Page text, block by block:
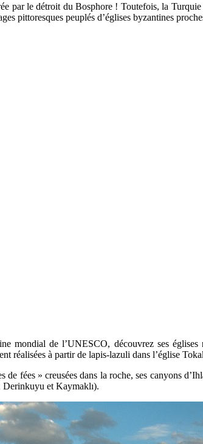
par le détroit du Bosphore ! Toutefois, la
pittoresques peuplés d’églises byzantines
mondial de l’UNESCO, découvrez ses
réalisées à partir de lapis-lazuli dans l’église
fées » creusées dans la roche, ses canyons
et Kaymaklı).